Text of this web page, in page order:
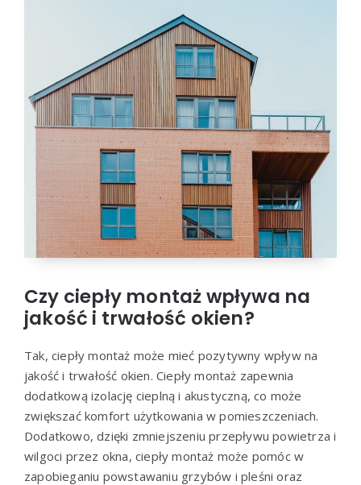
Czy ciepły montaż wpływa na
jakość i trwałość okien?
Tak, ciepły montaż może mieć pozytywny wpływ na
jakość i trwałość okien. Ciepły montaż zapewnia
dodatkową izolację cieplną i akustyczną, co może
zwiększać komfort użytkowania w pomieszczeniach.
Dodatkowo, dzięki zmniejszeniu przepływu powietrza i
wilgoci przez okna, ciepły montaż może pomóc w
zapobieganiu powstawaniu grzybów i pleśni oraz